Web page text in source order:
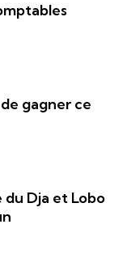
gagner ce
du Dja et Lobo